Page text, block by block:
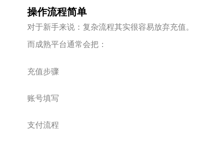
操作流程简单
对于新手来说：复杂流程其实很容易放弃充值。
而成熟平台通常会把：
充值步骤
账号填写
支付流程